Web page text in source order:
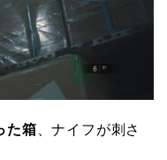
た箱 、ナイフが刺さ